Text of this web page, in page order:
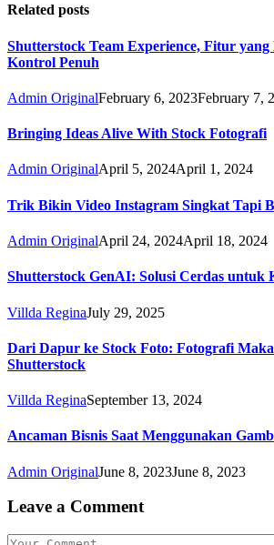
Related posts
Shutterstock Team Experience, Fitur
Kontrol Penuh
Admin OriginalFebruary 6, 2023February 7,
Bringing Ideas Alive With Stock Fotografi
Admin OriginalApril 5, 2024April 1, 2024
Trik Bikin Video Instagram Singkat Tapi
Admin OriginalApril 24, 2024April 18, 2024
Shutterstock GenAI: Solusi Cerdas untuk
Villda ReginaJuly 29, 2025
Dari Dapur ke Stock Foto: Fotografi
Shutterstock
Villda ReginaSeptember 13, 2024
Ancaman Bisnis Saat Menggunakan
Admin OriginalJune 8, 2023June 8, 2023
Leave a Comment